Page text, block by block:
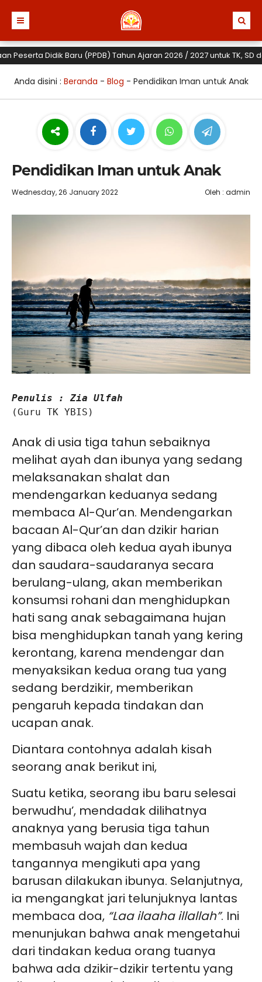
Didik Baru (PPDB) Tahun Ajaran 2026 / 2027 untuk TK, SD
Anda disini : Beranda - Blog - Pendidikan Iman untuk Anak
Pendidikan Iman untuk Anak
Wednesday, 26 January 2022 Oleh : admin
Penulis : Zia Ulfah
(Guru TK YBIS)
Anak di usia tiga tahun sebaiknya
melihat ayah dan ibunya yang sedang
melaksanakan shalat dan
mendengarkan keduanya sedang
membaca Al-Qur’an. Mendengarkan
bacaan Al-Qur’an dan dzikir harian
yang dibaca oleh kedua ayah ibunya
dan saudara-saudaranya secara
berulang-ulang, akan memberikan
konsumsi rohani dan menghidupkan
hati sang anak sebagaimana hujan
bisa menghidupkan tanah yang kering
kerontang, karena mendengar dan
menyaksikan kedua orang tua yang
sedang berdzikir, memberikan
pengaruh kepada tindakan dan
ucapan anak.
Diantara contohnya adalah kisah
seorang anak berikut ini,
Suatu ketika, seorang ibu baru selesai
berwudhu’, mendadak dilihatnya
anaknya yang berusia tiga tahun
membasuh wajah dan kedua
tangannya mengikuti apa yang
barusan dilakukan ibunya. Selanjutnya,
ia mengangkat jari telunjuknya lantas
membaca doa, “Laa ilaaha illallah”. Ini
menunjukan bahwa anak mengetahui
dari tindakan kedua orang tuanya
bahwa ada dzikir-dzikir tertentu yang